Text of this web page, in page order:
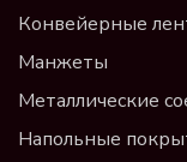
Конвейерные
Манжеты
Металлические
Напольные